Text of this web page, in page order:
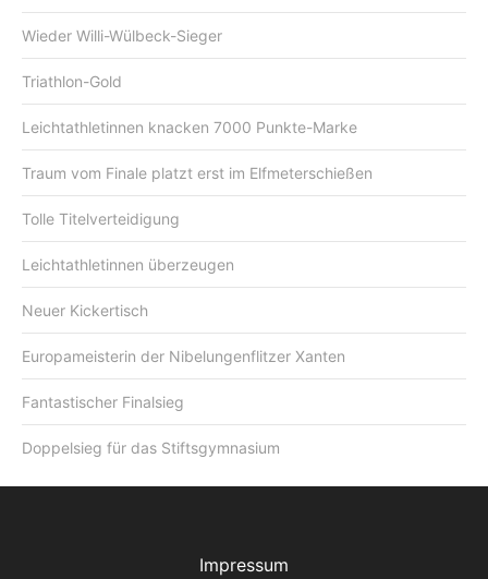
Wieder Willi-Wülbeck-Sieger
Triathlon-Gold
Leichtathletinnen knacken 7000 Punkte-Marke
Traum vom Finale platzt erst im Elfmeterschießen
Tolle Titelverteidigung
Leichtathletinnen überzeugen
Neuer Kickertisch
Europameisterin der Nibelungenflitzer Xanten
Fantastischer Finalsieg
Doppelsieg für das Stiftsgymnasium
Impressum